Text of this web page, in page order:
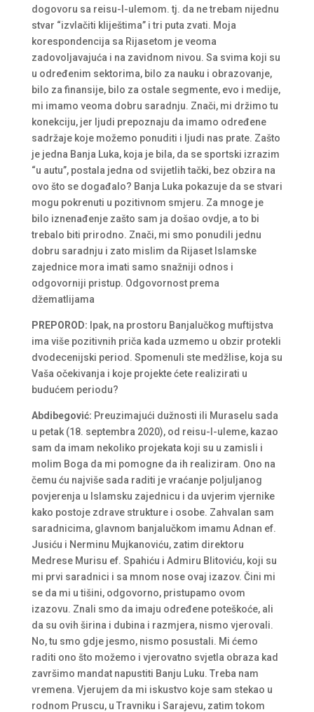
dogovoru sa reisu-l-ulemom. tj. da ne trebam nijednu
stvar “izvlačiti kliještima” i tri puta zvati. Moja
korespondencija sa Rijasetom je veoma
zadovoljavajuća i na zavidnom nivou. Sa svima koji su
u određenim sektorima, bilo za nauku i obrazovanje,
bilo za finansije, bilo za ostale segmente, evo i medije,
mi imamo veoma dobru saradnju. Znači, mi držimo tu
konekciju, jer ljudi prepoznaju da imamo određene
sadržaje koje možemo ponuditi i ljudi nas prate. Zašto
je jedna Banja Luka, koja je bila, da se sportski izrazim
“u autu”, postala jedna od svijetlih tački, bez obzira na
ovo što se događalo? Banja Luka pokazuje da se stvari
mogu pokrenuti u pozitivnom smjeru. Za mnoge je
bilo iznenađenje zašto sam ja došao ovdje, a to bi
trebalo biti prirodno. Znači, mi smo ponudili jednu
dobru saradnju i zato mislim da Rijaset Islamske
zajednice mora imati samo snažniji odnos i
odgovorniji pristup. Odgovornost prema
džematlijama
PREPOROD: Ipak, na prostoru Banjalučkog muftijstva
ima više pozitivnih priča kada uzmemo u obzir protekli
dvodecenijski period. Spomenuli ste medžlise, koja su
Vaša očekivanja i koje projekte ćete realizirati u
budućem periodu?
Abdibegović: Preuzimajući dužnosti ili Muraselu sada
u petak (18. septembra 2020), od reisu-l-uleme, kazao
sam da imam nekoliko projekata koji su u zamisli i
molim Boga da mi pomogne da ih realiziram. Ono na
čemu ću najviše sada raditi je vraćanje poljuljanog
povjerenja u Islamsku zajednicu i da uvjerim vjernike
kako postoje zdrave strukture i osobe. Zahvalan sam
saradnicima, glavnom banjalučkom imamu Adnan ef.
Jusiću i Nerminu Mujkanoviću, zatim direktoru
Medrese Murisu ef. Spahiću i Admiru Blitoviću, koji su
mi prvi saradnici i sa mnom nose ovaj izazov. Čini mi
se da mi u tišini, odgovorno, pristupamo ovom
izazovu. Znali smo da imaju određene poteškoće, ali
da su ovih širina i dubina i razmjera, nismo vjerovali.
No, tu smo gdje jesmo, nismo posustali. Mi ćemo
raditi ono što možemo i vjerovatno svjetla obraza kad
završimo mandat napustiti Banju Luku. Treba nam
vremena. Vjerujem da mi iskustvo koje sam stekao u
rodnom Pruscu, u Travniku i Sarajevu, zatim tokom